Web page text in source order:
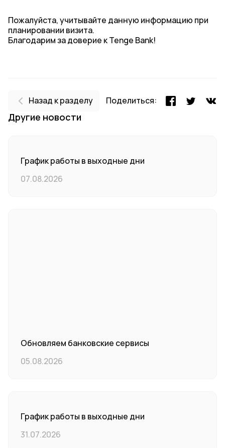
Пожалуйста, учитывайте данную информацию при
планировании визита.
Благодарим за доверие к Tenge Bank!
Назад к разделу Поделиться:
Другие новости
График работы в выходные дни
07.08.2026
Обновляем банковские сервисы
05.08.2026
График работы в выходные дни
31.07.2026